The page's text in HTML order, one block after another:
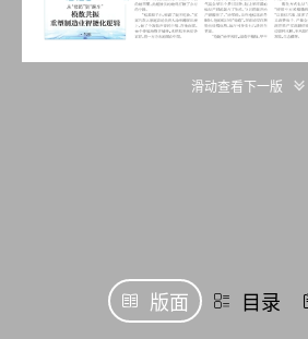
滑动查看下一版
版面 目录